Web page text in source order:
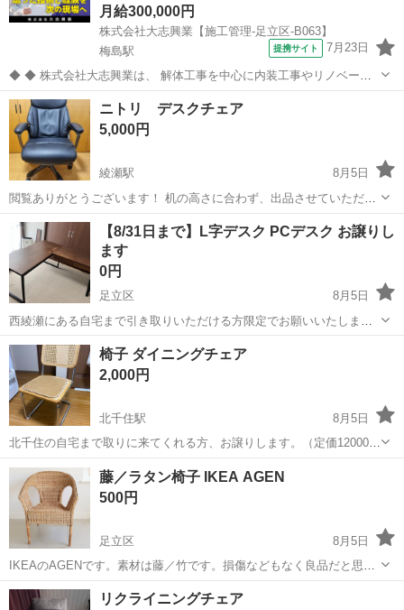
月給300,000円
株式会社大志興業【施工管理-足立区-B063】
梅島駅
提携サイト 7月23日
◆ ◆ 株式会社大志興業は、 解体工事を中心に内装工事やリノベーシ
ョン工事まで幅広く手掛ける総合建設企業です。 住宅・店舗・ビルな
ど多様な現場に対応し、解体から施工、廃棄物処理まで一貫して行っ
ています。 20代～40代の...
東京 足立区 梅島駅 その他
ニトリ デスクチェア
5,000円
綾瀬駅
8月5日
閲覧ありがとうございます！ 机の高さに合わず、出品させていただき
ました。 消毒済みでお渡しいたします。 購入日：1年前(使用期間は半
年) 商品状態：良。(微かな擦れと背面の縁に少量の破けが気にならな
い方向け) クッション状...
東京 足立区 綾瀬駅 椅子
【8/31日まで】L字デスク PCデスク お譲りし
ます
0円
足立区
8月5日
西綾瀬にある自宅まで引き取りいただける方限定でお願いいたします
部屋からの運び出しなどはお手伝いいたします マンションの一階です
傷や痛み、ハゲや削げなどございます 今月中にお引き取りがない場
合、粗大ゴミに出しますので...
東京 足立区 テーブル
椅子 ダイニングチェア
2,000円
北千住駅
8月5日
北千住の自宅まで取りに来てくれる方、お譲りします。（定価12000円
くらいです） 個人的には座り心地も通気性もかなり性能良い椅子で
す。 2つ持っているのですが、引越しに伴い1つ邪魔になったのでお譲
りします。 破損などなく、美...
東京 足立区 北千住駅 椅子
藤／ラタン椅子 IKEA AGEN
500円
足立区
8月5日
IKEAのAGENです。素材は藤／竹です。損傷などもなく良品だと思い
ます。足立区西保木間まで取りに来てくださる方よろしくお願いいた
します。 サイズや詳細はIKEAの商品ページでご確認ください。
東京 足立区 椅子
リクライニングチェア